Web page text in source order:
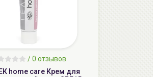
/0 отзывов
home care Крем для